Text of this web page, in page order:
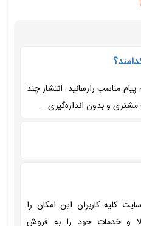
مناسب رارسانید. انتشار چند
و بدون اندازه‌گیری...
کلیه کاربران این امکان را
و خدمات خود را به فروش